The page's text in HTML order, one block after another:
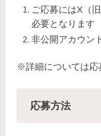
ご応募にはX（
必要となります
非公開アカウン
※詳細については応
応募方法